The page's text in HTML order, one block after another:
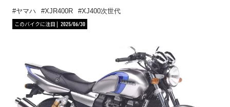
ヤマハ XJR400R
XJ400次世代
このバイクに注目
2025/06/30